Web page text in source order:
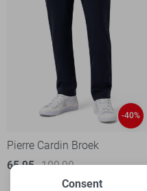
-40%
Pierre Cardin Broek
65,95 109,99
Consent